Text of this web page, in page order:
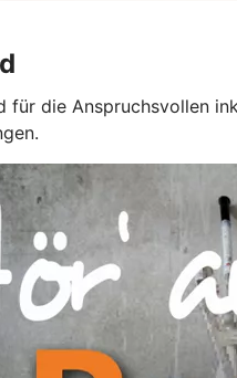
für die Anspruchsvollen